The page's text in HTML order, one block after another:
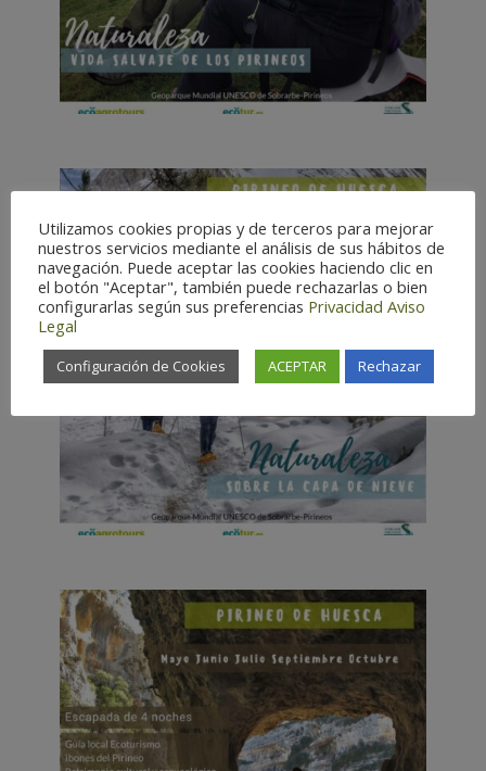
Utilizamos cookies propias y de terceros para mejorar
nuestros servicios mediante el análisis de sus hábitos de
navegación. Puede aceptar las cookies haciendo clic en
el botón "Aceptar", también puede rechazarlas o bien
configurarlas según sus preferencias Privacidad Aviso
Legal
Configuración de Cookies ACEPTAR Rechazar